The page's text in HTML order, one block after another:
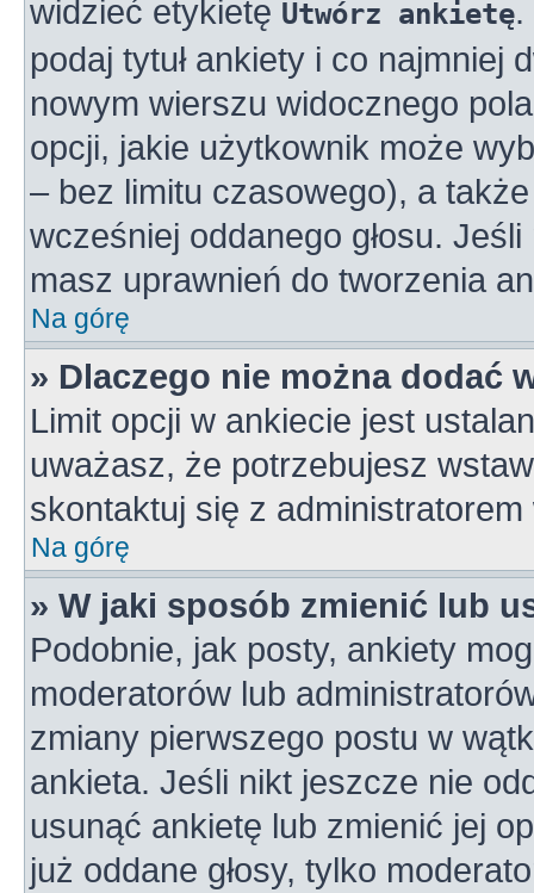
widzieć etykietę Utwórz ankietę.
podaj tytuł ankiety i co najmniej
nowym wierszu widocznego
opcji, jakie użytkownik może
– bez limitu czasowego), a
wcześniej oddanego głosu.
masz uprawnień do tworzenia
Na górę
» Dlaczego nie można dodać
Limit opcji w ankiecie jest
uważasz, że potrzebujesz
skontaktuj się z administratorem
Na górę
» W jaki sposób zmienić lub
Podobnie, jak posty, ankiety
moderatorów lub
zmiany pierwszego postu w
ankieta. Jeśli nikt jeszcze nie
usunąć ankietę lub zmienić jej
już oddane głosy, tylko